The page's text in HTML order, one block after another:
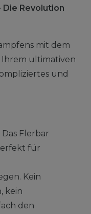
Revolution
mit dem
Ihrem ultimativen
und
Das Flerbar
für
Kein
kein
den